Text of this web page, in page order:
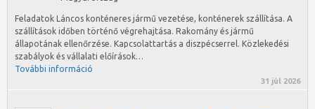
Feladatok Láncos konténeres jármű vezetése, konténerek szállítása. A
szállítások időben történő végrehajtása. Rakomány és jármű
állapotának ellenőrzése. Kapcsolattartás a diszpécserrel. Közlekedési
szabályok és vállalati előírások…
További információ
31 júl 2026